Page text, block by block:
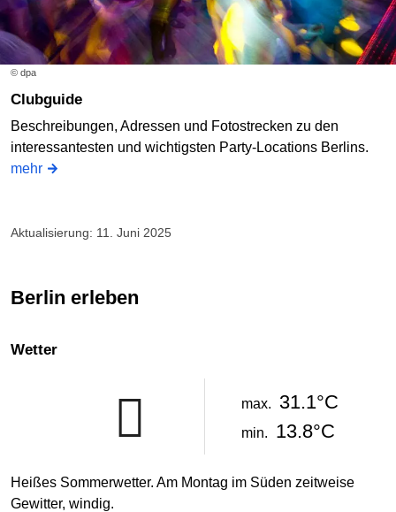
© dpa
Clubguide
Beschreibungen, Adressen und Fotostrecken zu den
interessantesten und wichtigsten Party-Locations Berlins.
mehr
Aktualisierung: 11. Juni 2025
Berlin erleben
Wetter
max. 31.1°C
min. 13.8°C
Heißes Sommerwetter. Am Montag im Süden zeitweise
Gewitter, windig.